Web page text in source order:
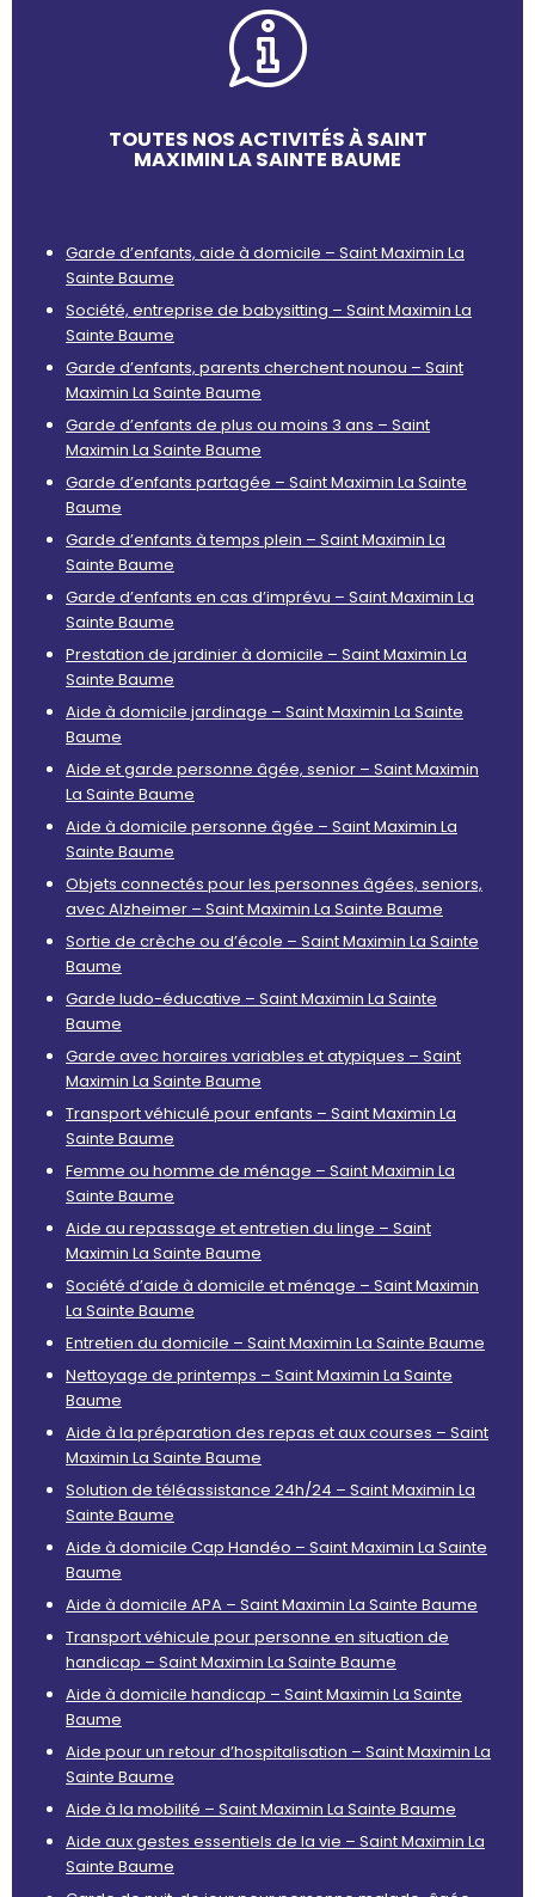
TOUTES NOS ACTIVITÉS À SAINT
MAXIMIN LA SAINTE BAUME
Garde d’enfants, aide à domicile – Saint Maximin La
Sainte Baume
Société, entreprise de babysitting – Saint Maximin La
Sainte Baume
Garde d’enfants, parents cherchent nounou – Saint
Maximin La Sainte Baume
Garde d’enfants de plus ou moins 3 ans – Saint
Maximin La Sainte Baume
Garde d’enfants partagée – Saint Maximin La Sainte
Baume
Garde d’enfants à temps plein – Saint Maximin La
Sainte Baume
Garde d’enfants en cas d’imprévu – Saint Maximin La
Sainte Baume
Prestation de jardinier à domicile – Saint Maximin La
Sainte Baume
Aide à domicile jardinage – Saint Maximin La Sainte
Baume
Aide et garde personne âgée, senior – Saint Maximin
La Sainte Baume
Aide à domicile personne âgée – Saint Maximin La
Sainte Baume
Objets connectés pour les personnes âgées, seniors,
avec Alzheimer – Saint Maximin La Sainte Baume
Sortie de crèche ou d’école – Saint Maximin La Sainte
Baume
Garde ludo-éducative – Saint Maximin La Sainte
Baume
Garde avec horaires variables et atypiques – Saint
Maximin La Sainte Baume
Transport véhiculé pour enfants – Saint Maximin La
Sainte Baume
Femme ou homme de ménage – Saint Maximin La
Sainte Baume
Aide au repassage et entretien du linge – Saint
Maximin La Sainte Baume
Société d’aide à domicile et ménage – Saint Maximin
La Sainte Baume
Entretien du domicile – Saint Maximin La Sainte Baume
Nettoyage de printemps – Saint Maximin La Sainte
Baume
Aide à la préparation des repas et aux courses – Saint
Maximin La Sainte Baume
Solution de téléassistance 24h/24 – Saint Maximin La
Sainte Baume
Aide à domicile Cap Handéo – Saint Maximin La Sainte
Baume
Aide à domicile APA – Saint Maximin La Sainte Baume
Transport véhicule pour personne en situation de
handicap – Saint Maximin La Sainte Baume
Aide à domicile handicap – Saint Maximin La Sainte
Baume
Aide pour un retour d’hospitalisation – Saint Maximin La
Sainte Baume
Aide à la mobilité – Saint Maximin La Sainte Baume
Aide aux gestes essentiels de la vie – Saint Maximin La
Sainte Baume